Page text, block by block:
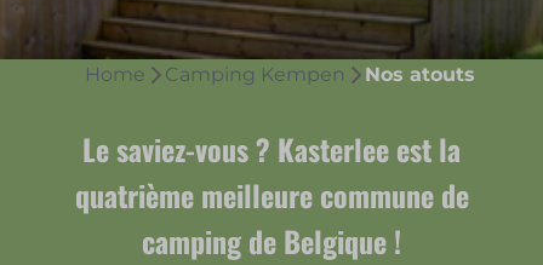
Home Camping Kempen Nos atouts
Le saviez-vous ? Kasterlee est la
quatrième meilleure commune de
camping de Belgique !